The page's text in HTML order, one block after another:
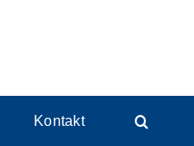
Kontakt